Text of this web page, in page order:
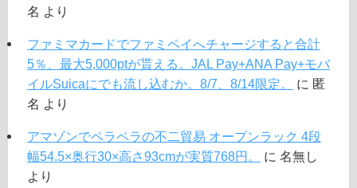
名 より
ファミマカードでファミペイへチャージすると合計
5％、最大5,000ptが貰える。JAL Pay+ANA Pay+モバ
イルSuicaにでも流し込むか。8/7、8/14限定。
に 匿
名 より
アマゾンでペラペラの不二貿易 オープンラック 4段
幅54.5×奥行30×高さ93cmが実質768円。
に 名無し
より